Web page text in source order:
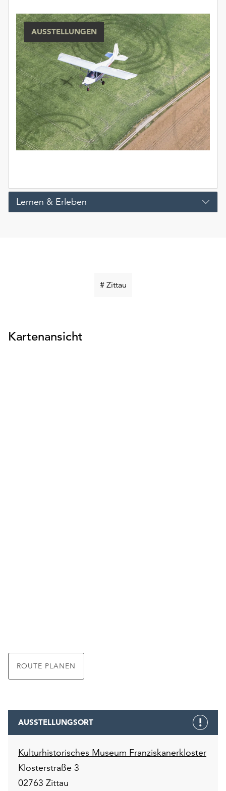
AUSSTELLUNGEN
Lernen & Erleben
# ZittauSchlüsselwort
Kartenansicht
ROUTE PLANEN
AUSSTELLUNGSORT
Kulturhistorisches Museum Franziskanerkloster
Klosterstraße 3
02763 Zittau